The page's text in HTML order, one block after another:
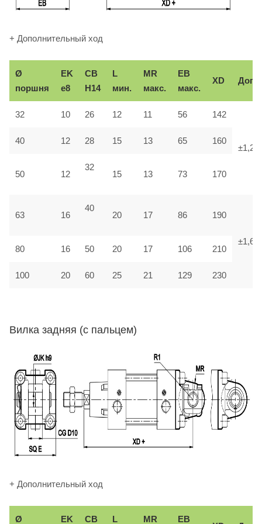
+ Дополнительный ход
Ø
поршня
EK
e8
CB
H14
L
мин.
MR
макс.
EB
макс.
XD Доп.
32 10 26 12 11 56 142
±1,25
40 12 28 15 13 65 160
50 12
32
15 13 73 170
63 16
40
20 17 86 190
±1,6
80 16 50 20 17 106 210
100 20 60 25 21 129 230
Вилка задняя (с пальцем)
+ Дополнительный ход
Ø EK CB L MR EB